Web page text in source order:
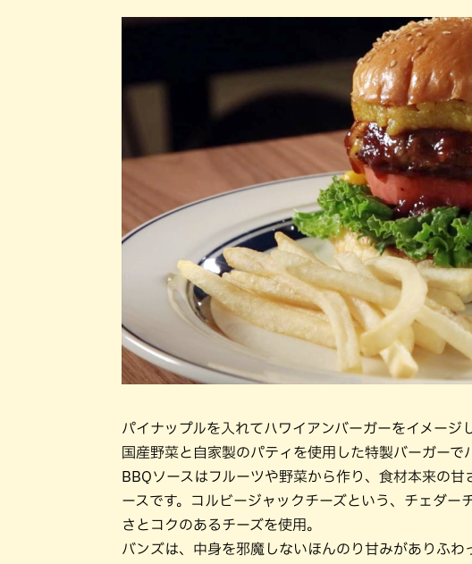
パイナップルを入れてハワイアンバーガーをイメージ
国産野菜と自家製のパティを使用した特製バーガーで
BBQソースはフルーツや野菜から作り、食材本来の
ースです。コルビージャックチーズという、チェダ
さとコクのあるチーズを使用。
バンズは、中身を邪魔しないほんのり甘みがありふ